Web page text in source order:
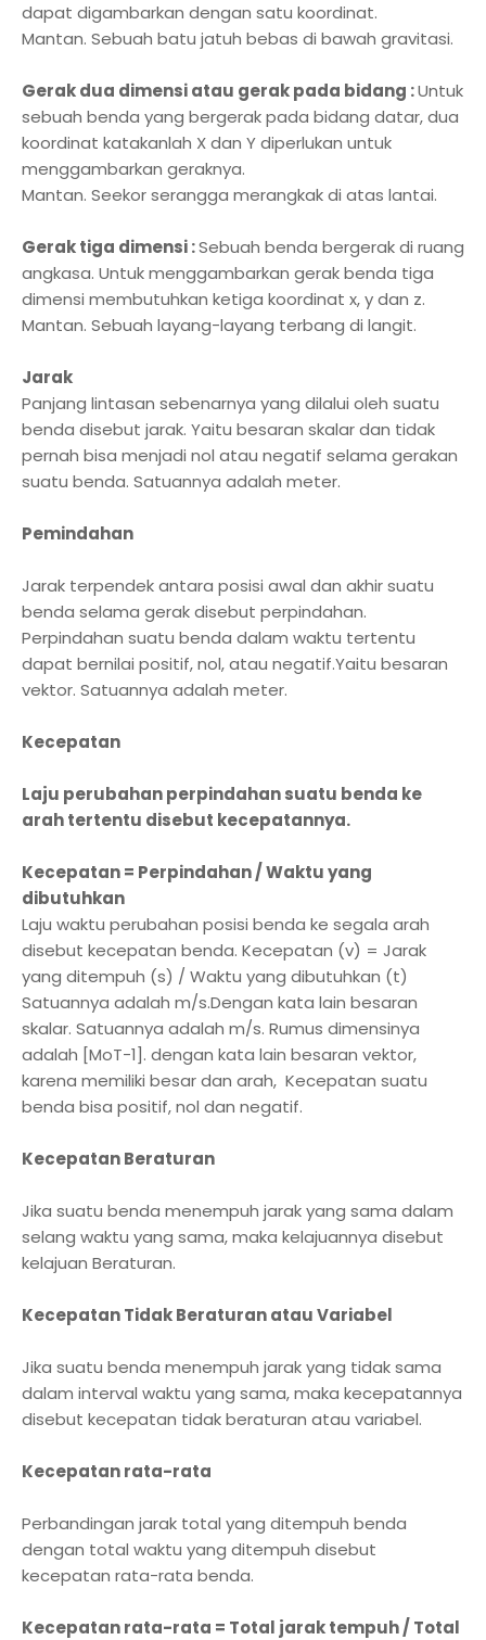
dapat digambarkan dengan satu koordinat.
Mantan. Sebuah batu jatuh bebas di bawah gravitasi.
Gerak dua dimensi atau gerak pada bidang :Untuk
sebuah benda yang bergerak pada bidang datar, dua
koordinat katakanlah X dan Y diperlukan untuk
menggambarkan geraknya.
Mantan. Seekor serangga merangkak di atas lantai.
Gerak tiga dimensi :Sebuah benda bergerak di ruang
angkasa. Untuk menggambarkan gerak benda tiga
dimensi membutuhkan ketiga koordinat x, y dan z.
Mantan. Sebuah layang-layang terbang di langit.
Jarak
Panjang lintasan sebenarnya yang dilalui oleh suatu
benda disebut jarak. Yaitu besaran skalar dan tidak
pernah bisa menjadi nol atau negatif selama gerakan
suatu benda. Satuannya adalah meter.
Pemindahan
Jarak terpendek antara posisi awal dan akhir suatu
benda selama gerak disebut perpindahan.
Perpindahan suatu benda dalam waktu tertentu
dapat bernilai positif, nol, atau negatif.Yaitu besaran
vektor. Satuannya adalah meter.
Kecepatan
Laju perubahan perpindahan suatu benda ke
arah tertentu disebut kecepatannya.
Kecepatan = Perpindahan / Waktu yang
dibutuhkan
Laju waktu perubahan posisi benda ke segala arah
disebut kecepatan benda. Kecepatan (v) = Jarak
yang ditempuh (s) / Waktu yang dibutuhkan (t)
Satuannya adalah m/s.Dengan kata lain besaran
skalar. Satuannya adalah m/s. Rumus dimensinya
adalah [MoT-1]. dengan kata lain besaran vektor,
karena memiliki besar dan arah, Kecepatan suatu
benda bisa positif, nol dan negatif.
Kecepatan Beraturan
Jika suatu benda menempuh jarak yang sama dalam
selang waktu yang sama, maka kelajuannya disebut
kelajuan Beraturan.
Kecepatan Tidak Beraturan atau Variabel
Jika suatu benda menempuh jarak yang tidak sama
dalam interval waktu yang sama, maka kecepatannya
disebut kecepatan tidak beraturan atau variabel.
Kecepatan rata-rata
Perbandingan jarak total yang ditempuh benda
dengan total waktu yang ditempuh disebut
kecepatan rata-rata benda.
Kecepatan rata-rata = Total jarak tempuh / Total